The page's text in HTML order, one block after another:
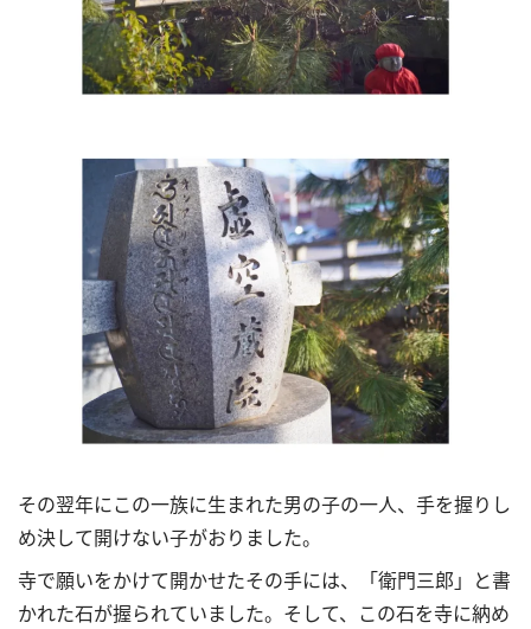
その翌年にこの一族に生まれた男の子の一人、手を握りし
め決して開けない子がおりました。
寺で願いをかけて開かせたその手には、「衛門三郎」と書
かれた石が握られていました。そして、この石を寺に納め